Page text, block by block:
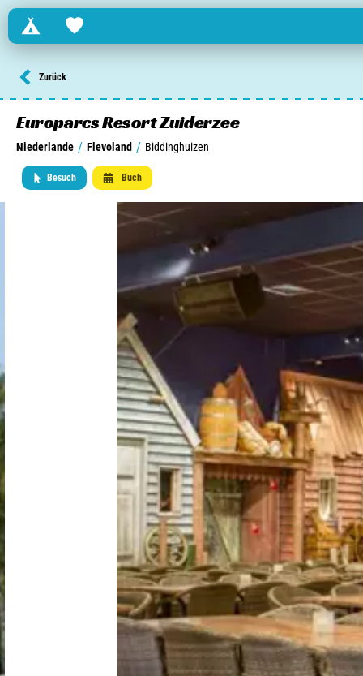
Campings Favorites
Finden Sie einen Campingplatz in ...
Belgien
Luxemburg
Informationen über ...
Nachrichten / Blog
Häufig gestellte Fragen
Zurück
Europarcs Resort Zuiderzee
Niederlande / Flevoland / Biddinghuizen
Besuch Buch